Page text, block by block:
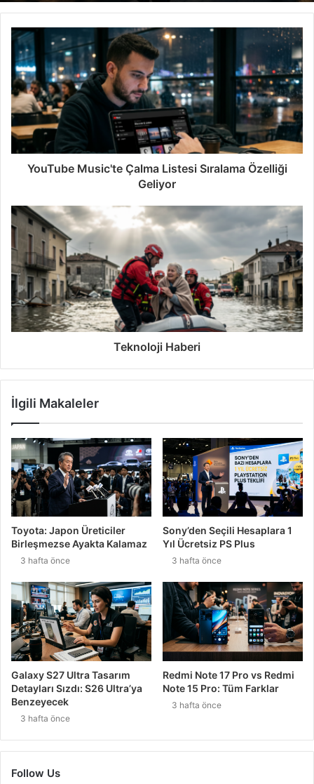
YouTube Music'te Çalma Listesi Sıralama Özelliği
Geliyor
Teknoloji Haberi
İlgili Makaleler
Toyota: Japon Üreticiler
Birleşmezse Ayakta Kalamaz
3 hafta önce
Sony’den Seçili Hesaplara 1
Yıl Ücretsiz PS Plus
3 hafta önce
Galaxy S27 Ultra Tasarım
Detayları Sızdı: S26 Ultra’ya
Benzeyecek
3 hafta önce
Redmi Note 17 Pro vs Redmi
Note 15 Pro: Tüm Farklar
3 hafta önce
Follow Us